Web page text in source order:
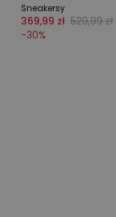
Sneakersy
369,99 zł 529,99 zł
-30%